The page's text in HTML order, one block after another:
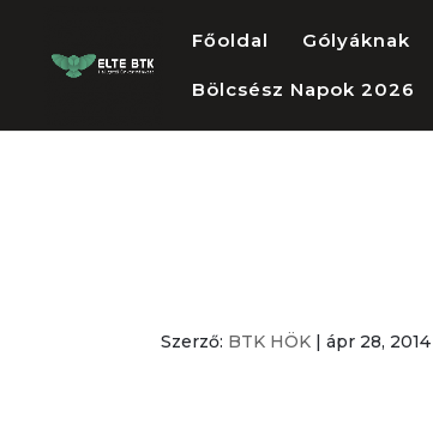
Főoldal Gólyáknak
Bölcsész Napok 2026
Szerző: BTK HÖK |ápr 28, 2014